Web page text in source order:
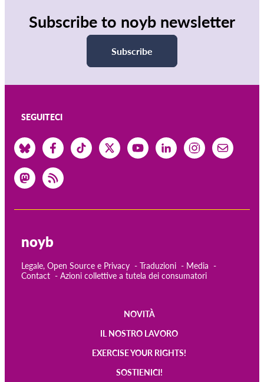
Subscribe to noyb newsletter
Subscribe
SEGUITECI
noyb
Legale, Open Source e Privacy Traduzioni
Media
Contact
Azioni collettive a tutela dei consumatori
NOVITÀ
IL NOSTRO LAVORO
EXERCISE YOUR RIGHTS!
SOSTIENICI!